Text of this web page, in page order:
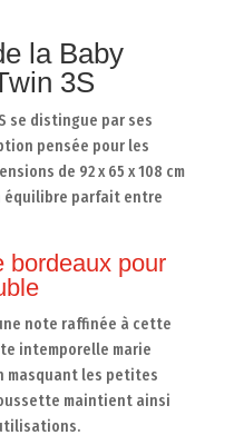
la Baby
3S
se distingue par ses
pensée pour les
de 92 x 65 x 108 cm
équilibre parfait entre
bordeaux pour
note raffinée à cette
intemporelle marie
masquant les petites
maintient ainsi